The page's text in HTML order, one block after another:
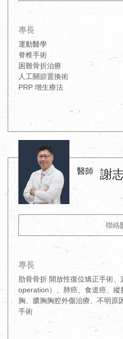
專長
運動醫學
脊椎手術
困難骨折治療
人工關節置換術
PRP 增生療法
醫師 謝
聯絡
專長
肋骨骨折 開放性復位矯正手術
operation）、肺癌、食道癌、縱
胸、膿胸胸腔外傷治療、不明原
手術